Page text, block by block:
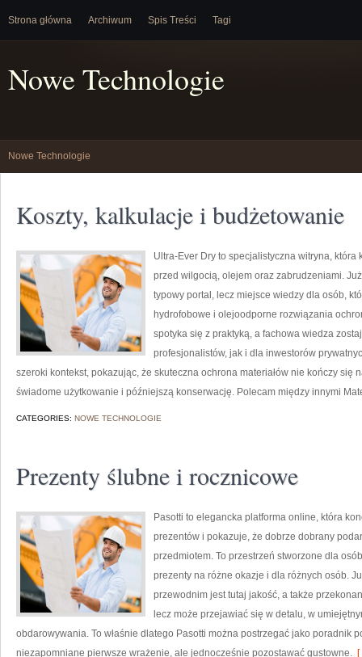
Strona główna Archiwum Spis Treści Tagi
Nowe Technologie
Nowe Technologie
Koszty, kalkulacje i budżetowanie
Ultra-Ever Dry to specjalistyczna witryna,
przed wilgocią, olejem oraz zabrudzeniami.
typowy portal, lecz miejsce wiedzy dla osób,
hydrofobowe i olejoodporne rozwiązania
spotyka się z praktyką, a fachowa wiedza
profesjonalistów, jak i dla inwestorów
szeroki kontekst, pokazując, że skuteczna ochrona materiałów nie kończy się
świadome użytkowanie i późniejszą konserwację. Polecam między innymi
CATEGORIES: NOWE TECHNOLOGIE
Prezenty ślubne i rocznicowe
Pasotti to elegancka platforma online, która
prezentów i pokazuje, że dobrze dobrany
przedmiotem. To przestrzeń stworzone dla
prezenty na różne okazje i dla różnych osób.
przewodnim jest tutaj jakość, a także
lecz może przejawiać się w detalu, w
obdarowywania. To właśnie dlatego Pasotti można postrzegać jako poradnik
niezapomniane pierwsze wrażenie, ale jednocześnie pozostawać gustowne.